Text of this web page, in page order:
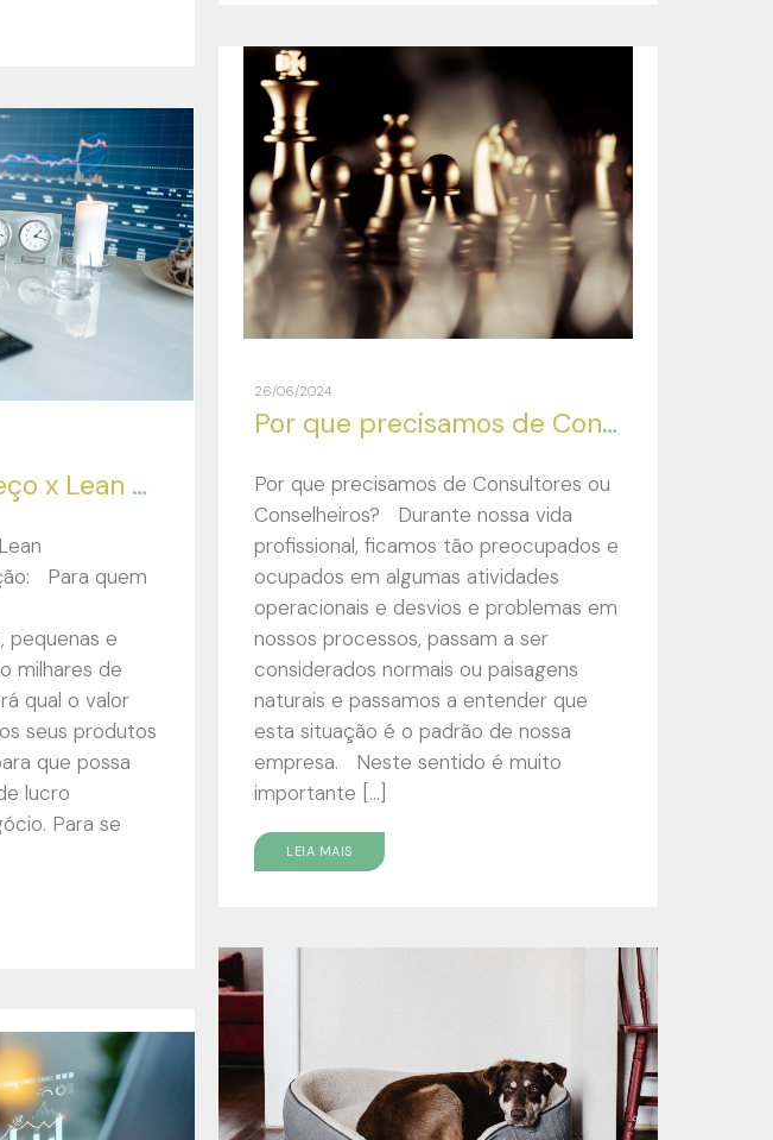
26/06/2024
Por que precisamos de Consultores ou Conselheiros?
Por que precisamos de Consultores ou
Conselheiros? Durante nossa vida
profissional, ficamos tão preocupados e
ocupados em algumas atividades
operacionais e desvios e problemas em
nossos processos, passam a ser
considerados normais ou paisagens
naturais e passamos a entender que
esta situação é o padrão de nossa
empresa. Neste sentido é muito
importante […]
LEIA MAIS
Formação de Preço x Lean Manufacturing x Inovação:
Para quem
pequenas e
milhares de
qual o valor
seus produtos
que possa
lucro
Para se